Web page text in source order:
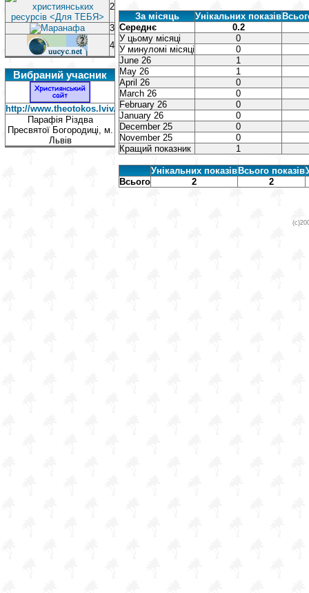
2
3
4
Вибраний учасник
http://www.theotokos.lviv.ua/
Парафія Різдва
Пресвятої Богородиці, м.
Львів
За місяць Унікальних показів
Середнє
0.2
У цьому місяці
0
У минуломі місяці
0
June 26
1
May 26
1
April 26
0
March 26
0
February 26
0
January 26
0
December 25
0
November 25
0
Кращий показник
1
Унікальних показів Всього показів
Всього
2 2